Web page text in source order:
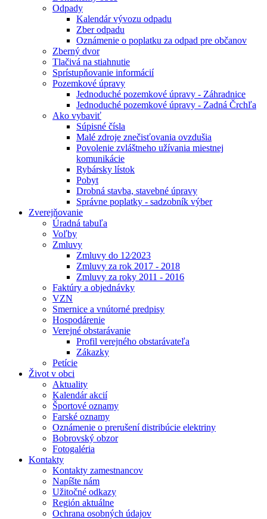
Odpady
Kalendár vývozu odpadu
Zber odpadu
Oznámenie o poplatku za odpad pre občanov
Zberný dvor
Tlačivá na stiahnutie
Sprístupňovanie informácií
Pozemkové úpravy
Jednoduché pozemkové úpravy - Záhradnice
Jednoduché pozemkové úpravy - Zadná Črchľa
Ako vybaviť
Súpisné čísla
Malé zdroje znečisťovania ovzdušia
Povolenie zvláštneho užívania miestnej
komunikácie
Rybársky lístok
Pobyt
Drobná stavba, stavebné úpravy
Správne poplatky - sadzobník výber
Zverejňovanie
Úradná tabuľa
Voľby
Zmluvy
Zmluvy do 12⁄2023
Zmluvy za rok 2017 - 2018
Zmluvy za roky 2011 - 2016
Faktúry a objednávky
VZN
Smernice a vnútorné predpisy
Hospodárenie
Verejné obstarávanie
Profil verejného obstarávateľa
Zákazky
Petície
Život v obci
Aktuality
Kalendár akcií
Športové oznamy
Farské oznamy
Oznámenie o prerušení distribúcie elektriny
Bobrovský obzor
Fotogaléria
Kontakty
Kontakty zamestnancov
Napíšte nám
Užitočné odkazy
Región aktuálne
Ochrana osobných údajov